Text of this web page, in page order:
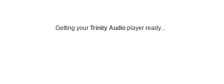
Getting your Trinity Audio player ready...